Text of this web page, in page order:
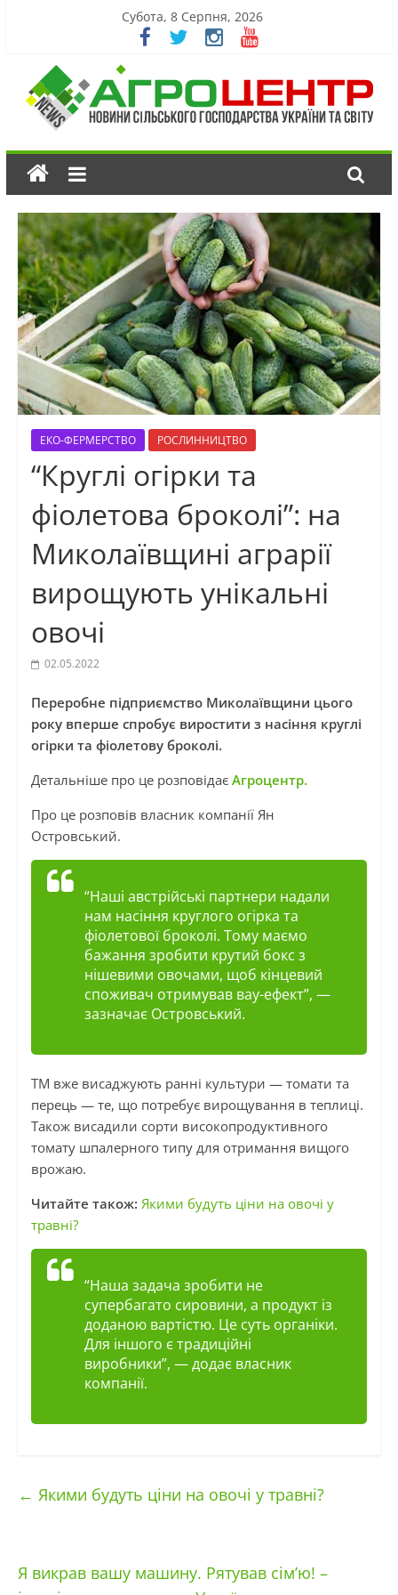
Субота, 8 Серпня, 2026
ЕКО-ФЕРМЕРСТВО РОСЛИННИЦТВО
“Круглі огірки та
фіолетова броколі”: на
Миколаївщині аграрії
вирощують унікальні
овочі
02.05.2022
Переробне підприємство Миколаївщини цього
року вперше спробує виростити з насіння круглі
огірки та фіолетову броколі.
Детальніше про це розповідає Агроцентр.
Про це розповів власник компанії Ян
Островський.
“Наші австрійські партнери надали
нам насіння круглого огірка та
фіолетової броколі. Тому маємо
бажання зробити крутий бокс з
нішевими овочами, щоб кінцевий
споживач отримував вау-ефект”, —
зазначає Островський.
ТМ вже висаджують ранні культури — томати та
перець — те, що потребує вирощування в теплиці.
Також висадили сорти високопродуктивного
томату шпалерного типу для отримання вищого
врожаю.
Читайте також: Якими будуть ціни на овочі у
травні?
“Наша задача зробити не
супербагато сировини, а продукт із
доданою вартістю. Це суть органіки.
Для іншого є традиційні
виробники”, — додає власник
компанії.
← Якими будуть ціни на овочі у травні?
Я викрав вашу машину. Рятував сім’ю! –